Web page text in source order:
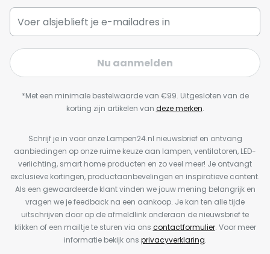
Nu aanmelden
*Met een minimale bestelwaarde van €99. Uitgesloten van de
korting zijn artikelen van deze merken.
Schrijf je in voor onze Lampen24.nl nieuwsbrief en ontvang
aanbiedingen op onze ruime keuze aan lampen, ventilatoren, LED-
verlichting, smart home producten en zo veel meer! Je ontvangt
exclusieve kortingen, productaanbevelingen en inspiratieve content.
Als een gewaardeerde klant vinden we jouw mening belangrijk en
vragen we je feedback na een aankoop. Je kan ten alle tijde
uitschrijven door op de afmeldlink onderaan de nieuwsbrief te
klikken of een mailtje te sturen via ons contactformulier. Voor meer
informatie bekijk ons privacyverklaring.